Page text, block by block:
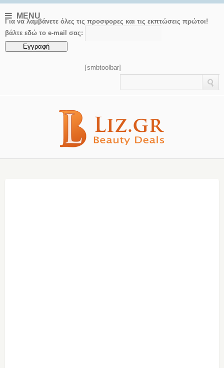
MENU
Για να λαμβάνετε όλες τις προσφορες και τις εκπτώσεις πρώτοι!
βάλτε εδώ το e-mail σας:
[smbtoolbar]